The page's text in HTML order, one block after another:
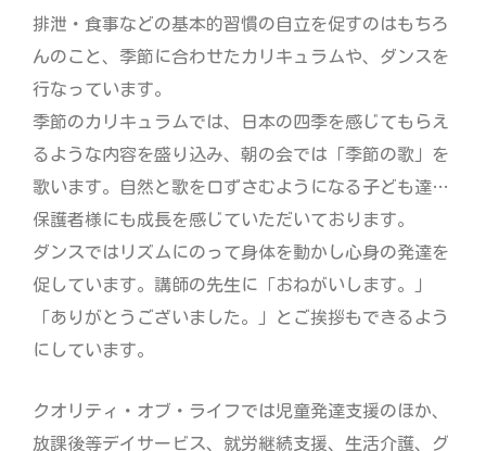
排泄・食事などの基本的習慣の自立を促すのはもちろ
んのこと、季節に合わせたカリキュラムや、ダンスを
行なっています。
季節のカリキュラムでは、日本の四季を感じてもらえ
るような内容を盛り込み、朝の会では「季節の歌」を
歌います。自然と歌を口ずさむようになる子ども達…
保護者様にも成長を感じていただいております。
ダンスではリズムにのって身体を動かし心身の発達を
促しています。講師の先生に「おねがいします。」
「ありがとうございました。」とご挨拶もできるよう
にしています。
クオリティ・オブ・ライフでは児童発達支援のほか、
放課後等デイサービス、就労継続支援、生活介護、グ